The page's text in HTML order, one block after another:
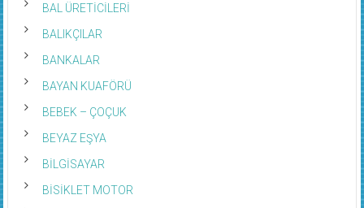
BAL ÜRETİCİLERİ
BALIKÇILAR
BANKALAR
BAYAN KUAFÖRÜ
BEBEK – ÇOÇUK
BEYAZ EŞYA
BİLGİSAYAR
BİSİKLET MOTOR